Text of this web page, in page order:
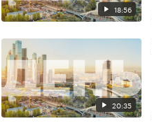
18:56
20:35